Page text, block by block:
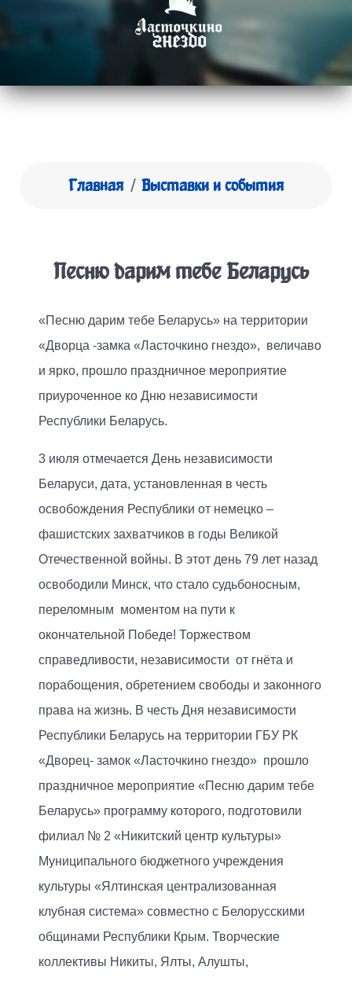
Главная Выставки и события
Песню дарим тебе Беларусь
«Песню дарим тебе Беларусь» на территории
«Дворца -замка «Ласточкино гнездо», величаво
и ярко, прошло праздничное мероприятие
приуроченное ко Дню независимости
Республики Беларусь.
3 июля отмечается День независимости
Беларуси, дата, установленная в честь
освобождения Республики от немецко –
фашистских захватчиков в годы Великой
Отечественной войны. В этот день 79 лет назад
освободили Минск, что стало судьбоносным,
переломным моментом на пути к
окончательной Победе! Торжеством
справедливости, независимости от гнёта и
порабощения, обретением свободы и законного
права на жизнь. В честь Дня независимости
Республики Беларусь на территории ГБУ РК
«Дворец- замок «Ласточкино гнездо» прошло
праздничное мероприятие «Песню дарим тебе
Беларусь» программу которого, подготовили
филиал № 2 «Никитский центр культуры»
Муниципального бюджетного учреждения
культуры «Ялтинская централизованная
клубная система» совместно с Белорусскими
общинами Республики Крым. Творческие
коллективы Никиты, Ялты, Алушты,